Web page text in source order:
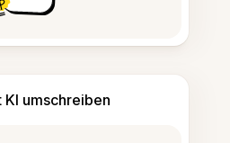
KI umschreiben